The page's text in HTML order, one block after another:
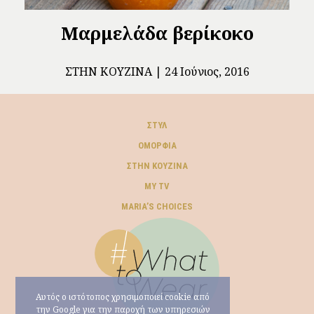
Μαρμελάδα βερίκοκο
ΣΤΗΝ ΚΟΥΖΊΝΑ 24 Ιούνιος, 2016
ΣΤΥΛ
ΟΜΟΡΦΙΆ
ΣΤΗΝ ΚΟΥΖΊΝΑ
MY TV
ΜARIA’S CHOICES
Αυτός ο ιστότοπος χρησιμοποιεί cookie από
την Google για την παροχή των υπηρεσιών